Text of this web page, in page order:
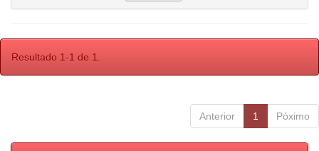
Resultado 1-1 de 1.
Anterior 1 Póximo